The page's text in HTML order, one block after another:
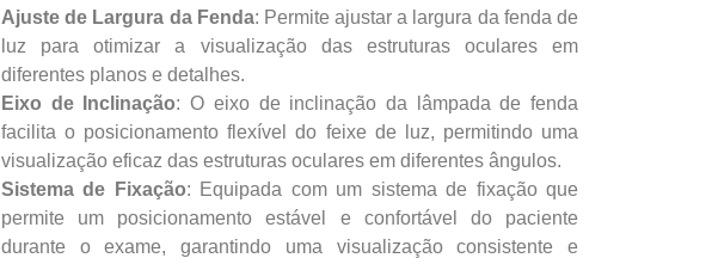
Ajuste de Largura da Fenda: Permite ajustar a largura da fenda de
luz para otimizar a visualização das estruturas oculares em
diferentes planos e detalhes.
Eixo de Inclinação: O eixo de inclinação da lâmpada de fenda
facilita o posicionamento flexível do feixe de luz, permitindo uma
visualização eficaz das estruturas oculares em diferentes ângulos.
Sistema de Fixação: Equipada com um sistema de fixação que
permite um posicionamento estável e confortável do paciente
durante o exame, garantindo uma visualização consistente e